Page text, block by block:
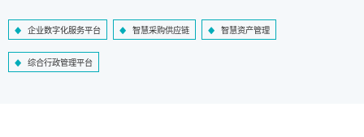
企业数字化服务平台 智慧采购供应链 智慧资产管理
综合行政管理平台